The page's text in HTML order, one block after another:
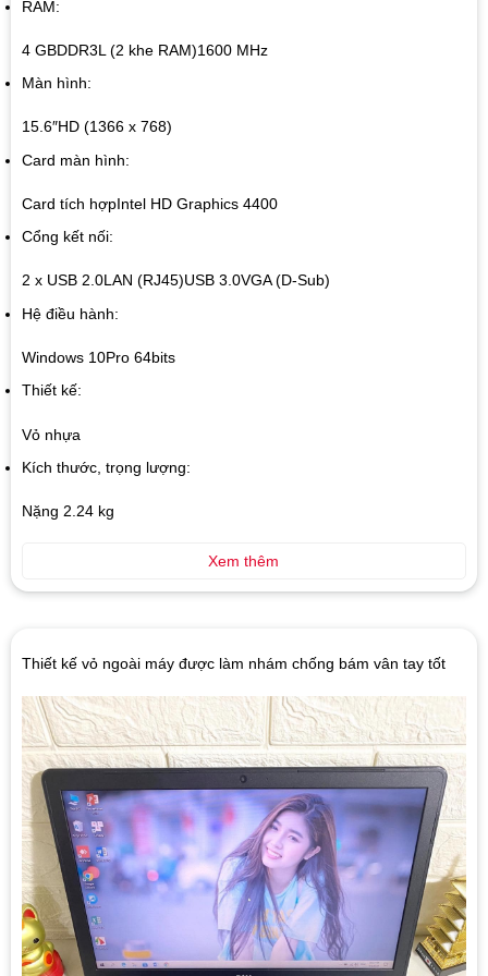
Thiết kế vỏ ngoài máy được làm nhám chống bám vân tay tốt
RAM:
4 GBDDR3L (2 khe RAM)1600 MHz
Màn hình:
15.6″HD (1366 x 768)
Card màn hình:
Card tích hợpIntel HD Graphics 4400
Cổng kết nối:
2 x USB 2.0LAN (RJ45)USB 3.0VGA (D-Sub)
Hệ điều hành:
Windows 10Pro 64bits
Thiết kế:
Vỏ nhựa
Kích thước, trọng lượng:
Nặng 2.24 kg
Xem thêm